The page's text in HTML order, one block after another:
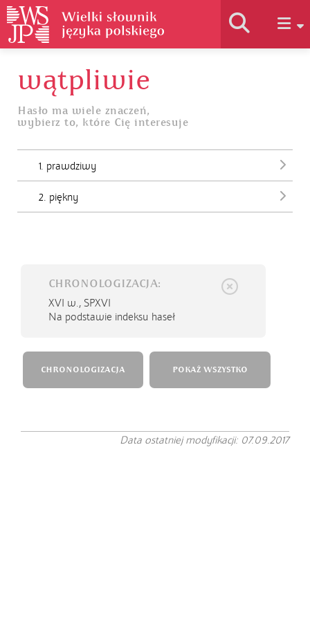
Historia słownika
Jak korzystać
wątpliwie
Hasło ma wiele znaczeń,
wybierz to, które Cię interesuje
1. prawdziwy
2. piękny
CHRONOLOGIZACJA:
XVI w., SPXVI
Na podstawie indeksu haseł
CHRONOLOGIZACJA POKAŻ WSZYSTKO
Data ostatniej modyfikacji: 07.09.2017